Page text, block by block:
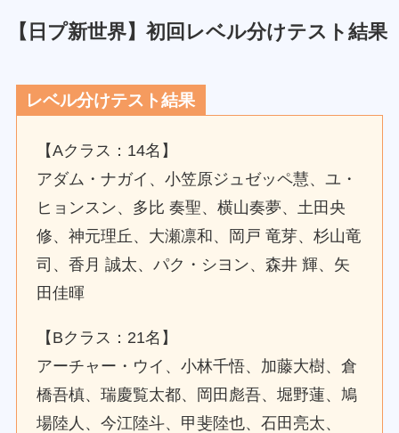
【日プ新世界】初回レベル分けテスト結果
レベル分けテスト結果
【Aクラス：14名】
アダム・ナガイ、小笠原ジュゼッペ慧、ユ・
ヒョンスン、多比 奏聖、横山奏夢、土田央
修、神元理丘、大瀬凛和、岡戸 竜芽、杉山竜
司、香月 誠太、パク・シヨン、森井 輝、矢
田佳暉
【Bクラス：21名】
アーチャー・ウイ、小林千悟、加藤大樹、倉
橋吾槙、瑞慶覧太都、岡田彪吾、堀野蓮、鳩
場陸人、今江陸斗、甲斐陸也、石田亮太、